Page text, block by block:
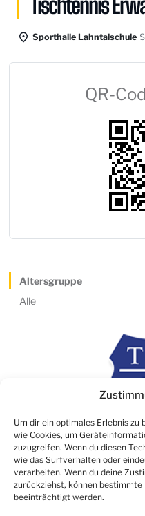
Um dir ein optimales Erlebnis
wie Cookies, um
zuzugreifen. Wenn du diesen
wie das Surfverhalten oder
verarbeiten. Wenn du deine
zurückziehst, können
beeinträchtigt werden.
Tischtennis
Sporthalle Lahntalschule
QR-
Altersgruppe
Alle
Rechtliches